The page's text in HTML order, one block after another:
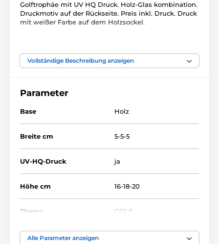
Golftrophäe mit UV HQ Druck. Holz-Glas kombination.
Druckmotiv auf der Rückseite. Preis inkl. Druck. Druck
mit weißer Farbe auf dem Holzsockel.
Golf Glastrophäen mit Druck
Vollständige Beschreibung anzeigen
Parameter
Base Holz
Breite cm 5-5-5
UV-HQ-Druck ja
Höhe cm 16-18-20
Thema GOLF
Auszeichnungstyp
Alle Parameter anzeigen